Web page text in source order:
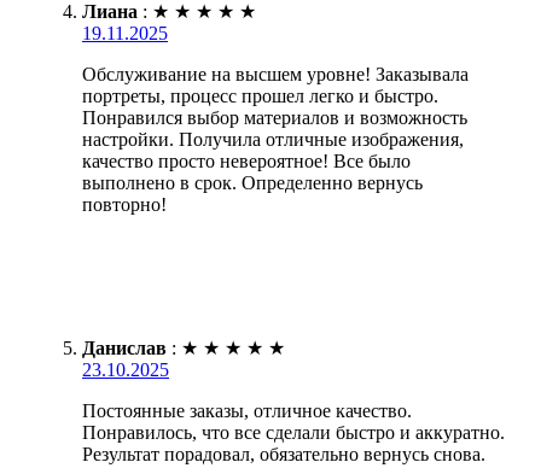
Лиана : ★ ★ ★ ★ ★
19.11.2025
Обслуживание на высшем уровне! Заказывала
портреты, процесс прошел легко и быстро.
Понравился выбор материалов и возможность
настройки. Получила отличные изображения,
качество просто невероятное! Все было
выполнено в срок. Определенно вернусь
повторно!
Данислав : ★ ★ ★ ★ ★
23.10.2025
Постоянные заказы, отличное качество.
Понравилось, что все сделали быстро и аккуратно.
Результат порадовал, обязательно вернусь снова.